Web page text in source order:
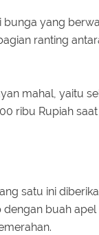
yang
ranting
mahal, yaitu
ribu Rupiah
satu ini
buah apel